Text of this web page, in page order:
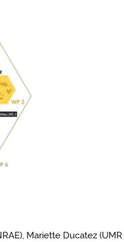
Mariette Ducatez